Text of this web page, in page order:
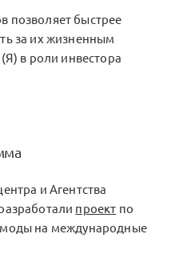
позволяет быстрее
за их жизненным
в роли инвестора
и Агентства
проект по
моды на международные